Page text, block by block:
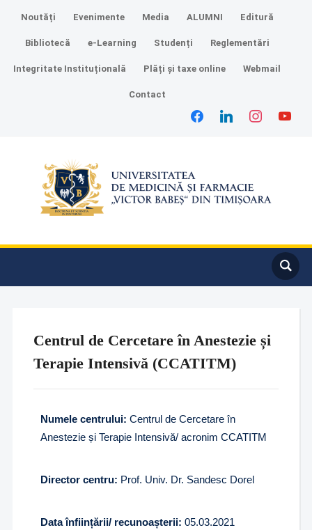
Noutăți Evenimente Media ALUMNI Editură
Bibliotecă e-Learning Studenți Reglementări
Integritate Instituțională Plăți și taxe online Webmail
Contact
Centrul de Cercetare în Anestezie și
Terapie Intensivă (CCATITM)
Numele centrului: Centrul de Cercetare în
Anestezie și Terapie Intensivă/ acronim CCATITM
Director centru: Prof. Univ. Dr. Sandesc Dorel
Data înființării/ recunoașterii: 05.03.2021